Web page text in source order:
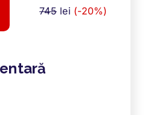
745lei (-20%)